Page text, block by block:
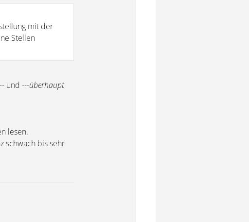
mit der
Stellen
und ---überhaupt
lesen.
schwach bis sehr